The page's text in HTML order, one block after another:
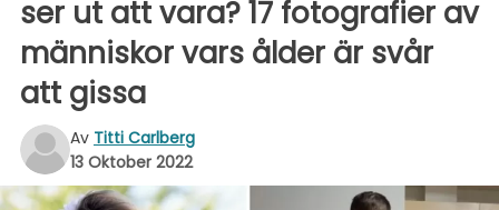
ser ut att vara? 17 fotografier av
människor vars ålder är svår
att gissa
Av Titti Carlberg
13 Oktober 2022